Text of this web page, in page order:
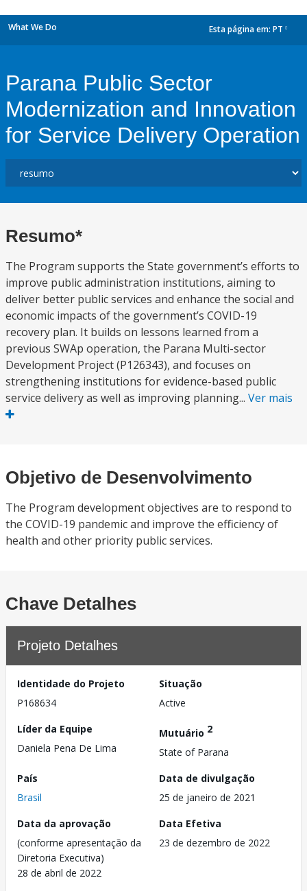
What We Do Esta página em: PT
Parana Public Sector
Modernization and Innovation
for Service Delivery Operation
Resumo*
The Program supports the State government’s efforts to
improve public administration institutions, aiming to
deliver better public services and enhance the social and
economic impacts of the government’s COVID-19
recovery plan. It builds on lessons learned from a
previous SWAp operation, the Parana Multi-sector
Development Project (P126343), and focuses on
strengthening institutions for evidence-based public
service delivery as well as improving planning... Ver mais
Objetivo de Desenvolvimento
The Program development objectives are to respond to
the COVID-19 pandemic and improve the efficiency of
health and other priority public services.
Chave Detalhes
Projeto Detalhes
Identidade do Projeto
P168634
Situação
Active
Líder da Equipe
Daniela Pena De Lima
Mutuário 2
State of Parana
País
Brasil
Data de divulgação
25 de janeiro de 2021
Data da aprovação
(conforme apresentação da
Diretoria Executiva)
28 de abril de 2022
Data Efetiva
23 de dezembro de 2022